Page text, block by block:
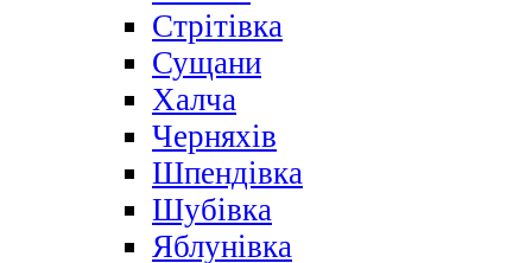
Стрітівка
Сущани
Халча
Черняхів
Шпендівка
Шубівка
Яблунівка